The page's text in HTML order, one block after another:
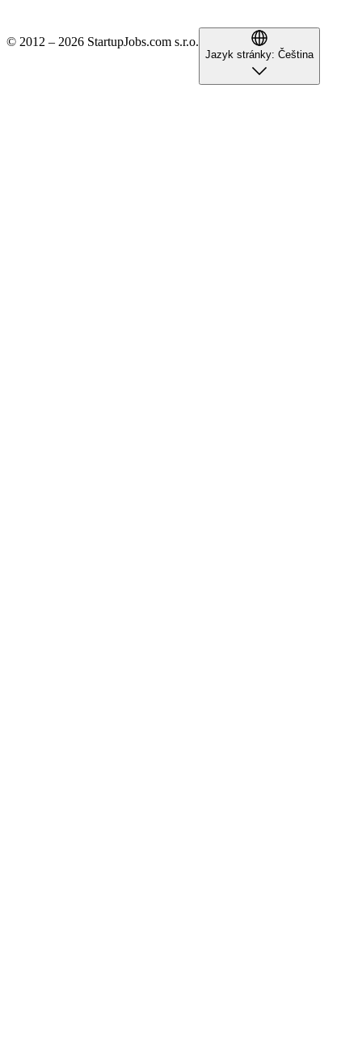
© 2012 – 2026 StartupJobs.com s.r.o.
Jazyk stránky: Čeština